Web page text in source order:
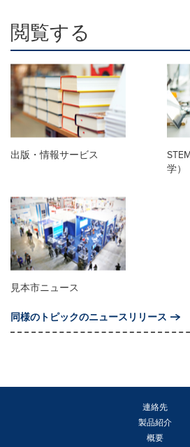
閲覧する
出版・情報サービス
学）
見本市ニュース
同様のトピックのニュースリリース
連絡先
製品紹介
概要